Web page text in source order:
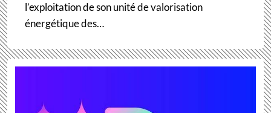
l’exploitation de son unité de valorisation
énergétique des…